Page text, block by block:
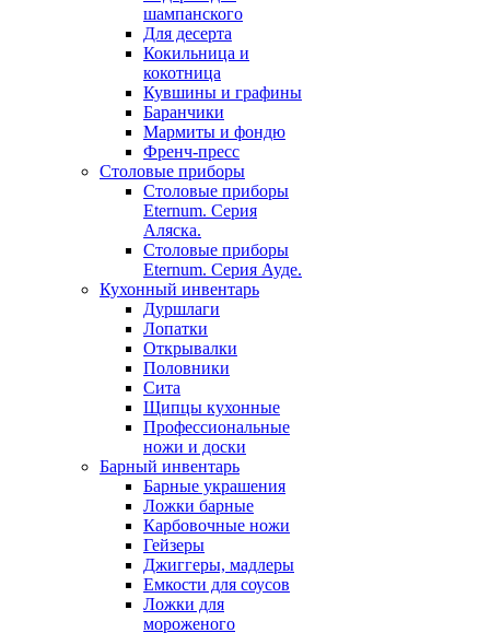
шампанского
Для десерта
Кокильница и
кокотница
Кувшины и графины
Баранчики
Мармиты и фондю
Френч-пресс
Столовые приборы
Столовые приборы
Eternum. Серия
Аляска.
Столовые приборы
Eternum. Серия Ауде.
Кухонный инвентарь
Дуршлаги
Лопатки
Открывалки
Половники
Сита
Щипцы кухонные
Профессиональные
ножи и доски
Барный инвентарь
Барные украшения
Ложки барные
Карбовочные ножи
Гейзеры
Джиггеры, мадлеры
Емкости для соусов
Ложки для
мороженого